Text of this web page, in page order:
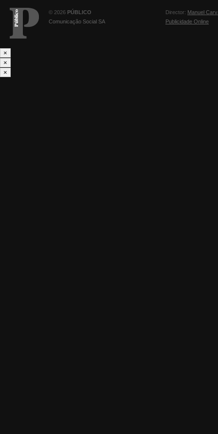
© 2026 PÚBLICO
Comunicação Social SA
Director: Manuel
Publicidade Online
×
×
×